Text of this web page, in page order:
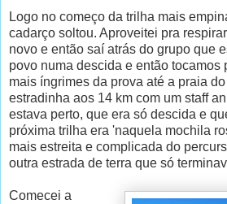
Logo no começo da trilha mais
cadarço soltou. Aproveitei pra
novo e então saí atrás do grupo que
povo numa descida e então tocamos
mais íngrimes da prova até a praia
estradinha aos 14 km com um staff
estava perto, que era só descida e
próxima trilha era 'naquela mochila
mais estreita e complicada do
outra estrada de terra que só
Comecei a